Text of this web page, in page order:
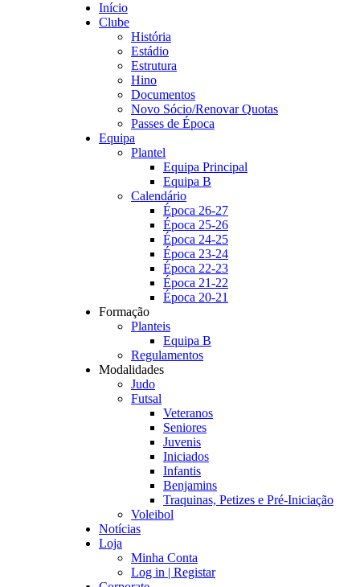
Início
Clube
História
Estádio
Estrutura
Hino
Documentos
Novo Sócio/Renovar Quotas
Passes de Época
Equipa
Plantel
Equipa Principal
Equipa B
Calendário
Época 26-27
Época 25-26
Época 24-25
Época 23-24
Época 22-23
Época 21-22
Época 20-21
Formação
Planteis
Equipa B
Regulamentos
Modalidades
Judo
Futsal
Veteranos
Seniores
Juvenis
Iniciados
Infantis
Benjamins
Traquinas, Petizes e Pré-Iniciação
Voleibol
Notícias
Loja
Minha Conta
Log in | Registar